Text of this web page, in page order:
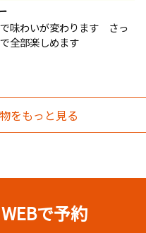
味わいが変わります さっ
全部楽しめます
をもっと見る
WEBで予約